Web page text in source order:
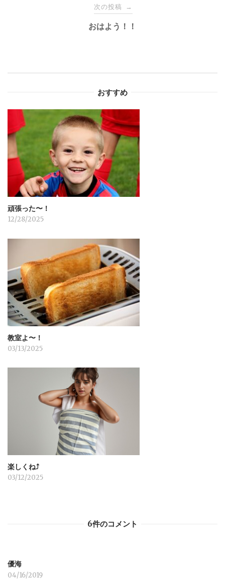
シ
ョ
ン
次の投稿 →
おはよう！！
おすすめ
頑張った〜！
12/28/2025
教室よ〜！
03/13/2025
楽しくね⤴︎
03/12/2025
6件のコメント
優海
04/16/2019